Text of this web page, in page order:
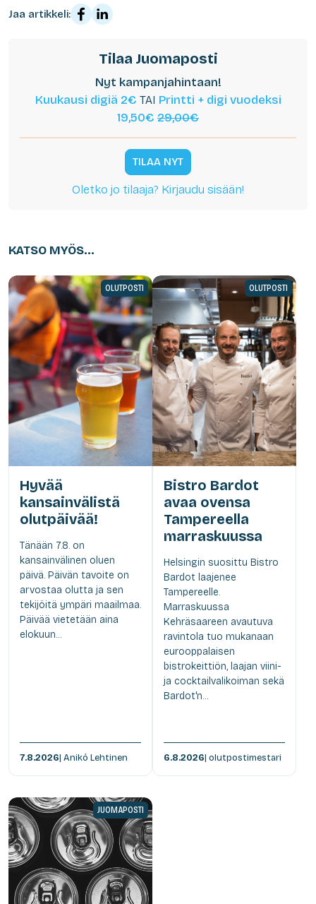
Jaa artikkeli:
Tilaa Juomaposti
Nyt kampanjahintaan!
Kuukausi digiä 2€ TAI Printti + digi vuodeksi
19,50€ 29,00€
TILAA NYT
Oletko jo tilaaja? Kirjaudu sisään!
KATSO MYÖS...
OLUTPOSTI
Hyvää
kansainvälistä
olutpäivää!
Tänään 7.8. on
kansainvälinen oluen
päivä. Päivän tavoite on
arvostaa olutta ja sen
tekijöitä ympäri maailmaa.
Päivää vietetään aina
elokuun...
7.8.2026| Anikó Lehtinen
OLUTPOSTI
Bistro Bardot
avaa ovensa
Tampereella
marraskuussa
Helsingin suosittu Bistro
Bardot laajenee
Tampereelle.
Marraskuussa
Kehräsaareen avautuva
ravintola tuo mukanaan
eurooppalaisen
bistrokeittiön, laajan viini-
ja cocktailvalikoiman sekä
Bardot'n...
6.8.2026| olutpostimestari
JUOMAPOSTI